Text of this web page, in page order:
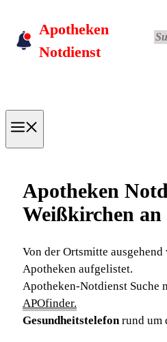
content
Apotheken
Notdienst
Apotheken
Weißkirchen
Von der Ortsmitte
Apotheken aufgelistet.
Apotheken-Notdienst Suche
APOfinder.
Gesundheitstelefon rund um